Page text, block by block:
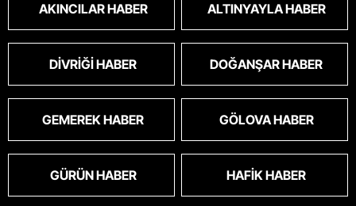
AKINCILAR HABER ALTINYAYLA HABER
DIVRIĞI HABER DOĞANŞAR HABER
GEMEREK HABER GÖLOVA HABER
GÜRÜN HABER HAFIK HABER